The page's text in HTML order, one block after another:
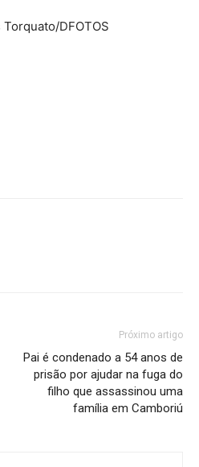
DFOTOS
Próximo artigo
Pai é condenado a 54 anos de
prisão por ajudar na fuga do
filho que assassinou uma
família em Camboriú